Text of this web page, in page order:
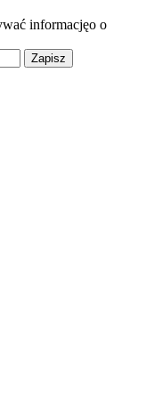
informacjęo o
Zapisz